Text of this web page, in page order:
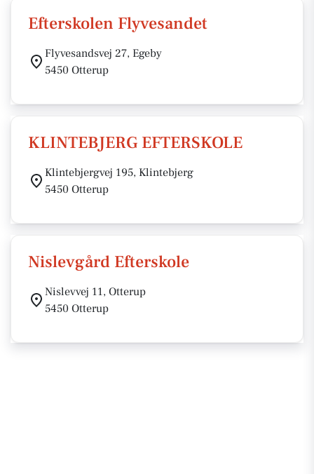
Efterskolen Flyvesandet
Flyvesandsvej 27, Egeby
5450 Otterup
KLINTEBJERG EFTERSKOLE
Klintebjergvej 195, Klintebjerg
5450 Otterup
Nislevgård Efterskole
Nislevvej 11, Otterup
5450 Otterup